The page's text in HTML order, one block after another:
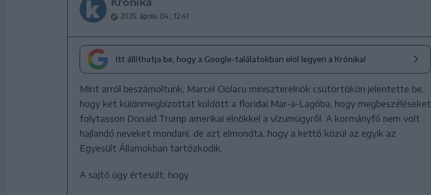
2025. április 04., 12:41
Itt állíthatja be, hogy a Google-találatokban elöl legyen a Krónika!
Mint arról beszámoltunk, Marcel Ciolacu miniszterelnök csütörtökön jelentette be,
hogy két különmegbízottat küldött a floridai Mar-a-Lagóba, hogy megbeszéléseket
folytasson Donald Trump amerikai elnökkel a vízumügyről. A kormányfő nem volt
hajlandó neveket mondani, de azt elmondta, hogy a kettő közül az egyik az
Egyesült Államokban tartózkodik.
A sajtó úgy értesült, hogy